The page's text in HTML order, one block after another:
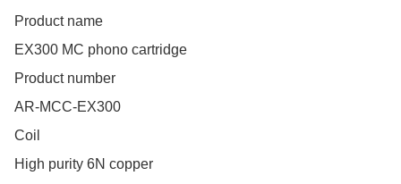
Product name
EX300 MC phono cartridge
Product number
AR-MCC-EX300
Coil
High purity 6N copper